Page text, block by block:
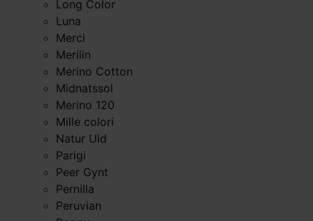
Long Color
Luna
Merci
Merilin
Merino Cotton
Midnatssol
Merino 120
Mille colori
Natur Uld
Parigi
Peer Gynt
Pernilla
Peruvian